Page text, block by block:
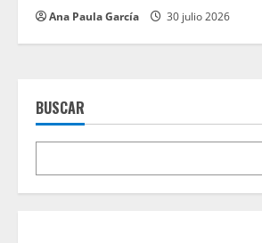
Ana Paula García 30 julio 2026
BUSCAR